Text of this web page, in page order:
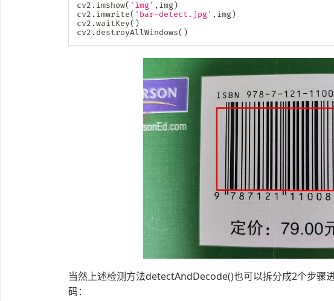
cv2 . imshow( 'img' , img)
cv2 . imwrite( 'bar-detect.jpg' , img)
cv2 .waitKey( )
cv2 . destroyAllWindows( )
当然上述检测方法detectAndDecode()也可以拆分成2个步骤
码：